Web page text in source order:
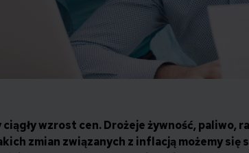
wzrost cen. Drożeje żywność, paliwo,
zmian związanych z inflacją możemy się